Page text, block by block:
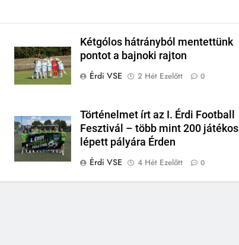
Kétgólos hátrányból mentettünk
pontot a bajnoki rajton
Érdi VSE
2 Hét Ezelőtt 0
Történelmet írt az I. Érdi Football
Fesztivál – több mint 200 játékos
lépett pályára Érden
Érdi VSE
4 Hét Ezelőtt 0